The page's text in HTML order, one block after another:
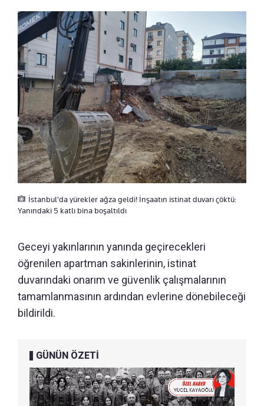
İstanbul'da yürekler ağza geldi! İnşaatın istinat duvarı çöktü:
Yanındaki 5 katlı bina boşaltıldı
Geceyi yakınlarının yanında geçirecekleri
öğrenilen apartman sakinlerinin, istinat
duvarındaki onarım ve güvenlik çalışmalarının
tamamlanmasının ardından evlerine dönebileceği
bildirildi.
GÜNÜN ÖZETİ